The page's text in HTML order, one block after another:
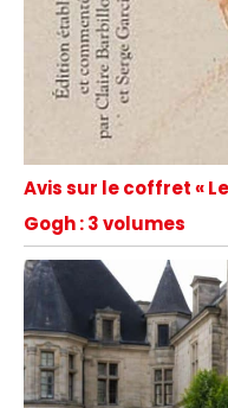
Avis sur le coffret «
Gogh : 3 volumes